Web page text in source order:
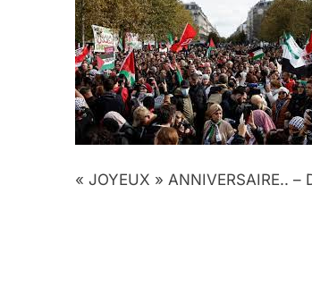
« JOYEUX » ANNIVERSAIRE.. –